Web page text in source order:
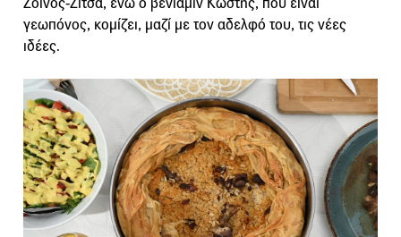
γεωπόνος, κομίζει, μαζί με τον αδελφό του, τις νέες
ιδέες.